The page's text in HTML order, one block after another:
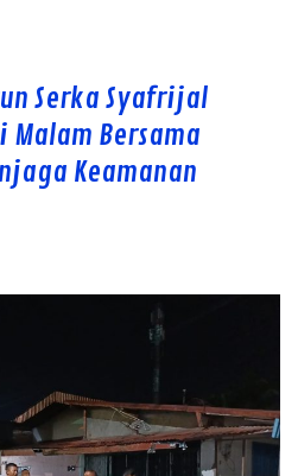
Serka Syafrijal
Bersama
Keamanan